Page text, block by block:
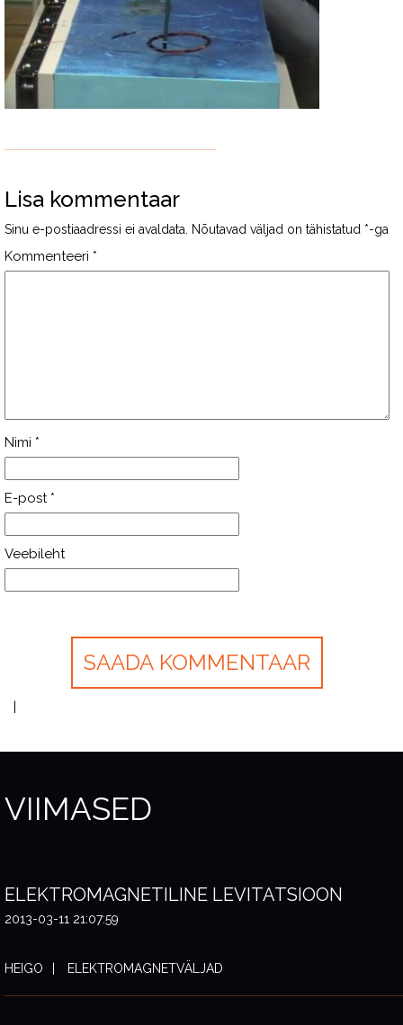
Lisa kommentaar
Sinu e-postiaadressi ei avaldata. Nõutavad väljad on tähistatud *-ga
Kommenteeri *
Nimi *
E-post *
Veebileht
VIIMASED
ELEKTROMAGNETILINE LEVITATSIOON
2013-03-11 21:07:59
HEIGO ELEKTROMAGNETVÄLJAD